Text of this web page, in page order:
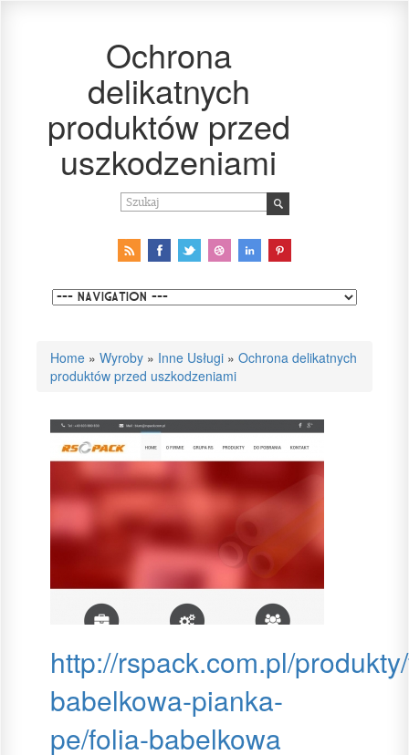
Ochrona
delikatnych
produktów przed
uszkodzeniami
Home » Wyroby » Inne Usługi » Ochrona delikatnych
produktów przed uszkodzeniami
http://rspack.com.pl/
babelkowa-pianka-
pe/folia-babelkowa